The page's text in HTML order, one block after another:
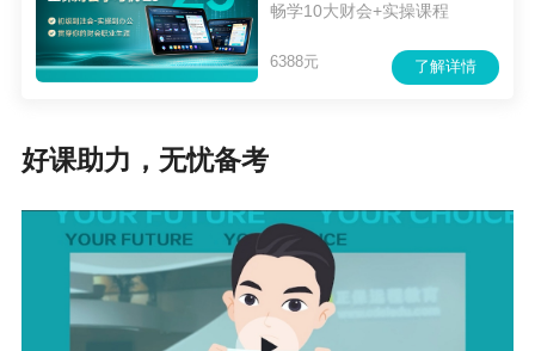
畅学10大财会+实操课程
了解详情
6388元
好课助力，无忧备考